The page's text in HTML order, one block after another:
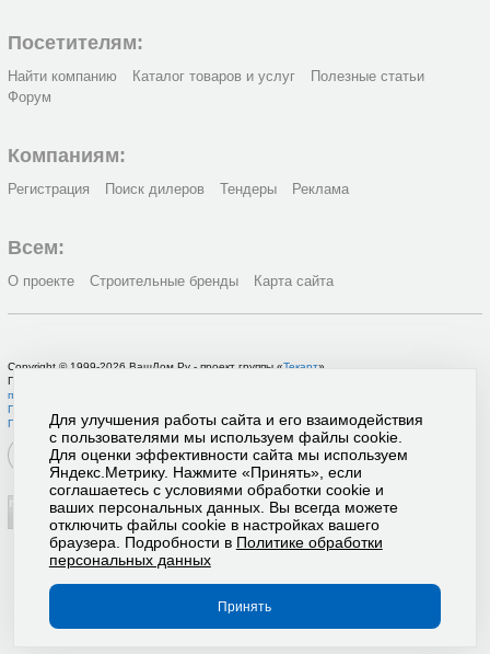
Посетителям:
Найти компанию Каталог товаров и услуг
Полезные статьи
Форум
Компаниям:
Регистрация Поиск дилеров Тендеры Реклама
Всем:
О проекте Строительные бренды Карта сайта
Copyright © 1999-2026 ВашДом.Ру - проект группы «Текарт»
По вопросам связанным с работой портала вы можете связаться с нашей
поддержки
Политика в отношении обработки персональных данных
Пользовательское соглашение
Для улучшения работы сайта и его взаимодействия
с пользователями мы используем файлы cookie.
Для оценки эффективности сайта мы используем
Яндекс.Метрику. Нажмите «Принять», если
соглашаетесь с условиями обработки cookie и
ваших персональных данных. Вы всегда можете
отключить файлы cookie в настройках вашего
браузера. Подробности в Политике обработки
персональных данных
Принять